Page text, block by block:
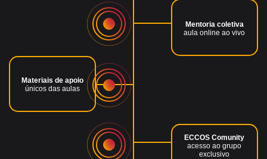
Mentoria coletiva
aula online ao vivo
Materiais de apoio
únicos das aulas
ECCOS Comunity
acesso ao grupo
exclusivo